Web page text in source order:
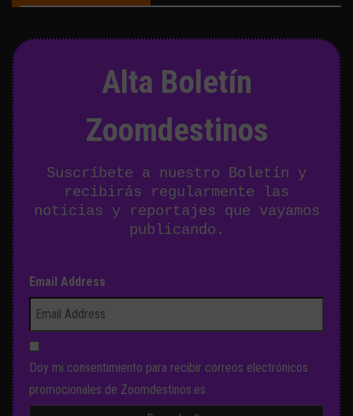
Alta Boletín
Zoomdestinos
Suscríbete a nuestro Boletín y
recibirás regularmente las
noticias y reportajes que vayamos
publicando.
Email Address
Doy mi consentimiento para recibir correos electrónicos
promocionales de Zoomdestinos.es